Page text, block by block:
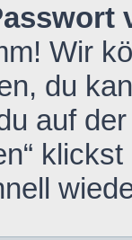
Wir
du
auf